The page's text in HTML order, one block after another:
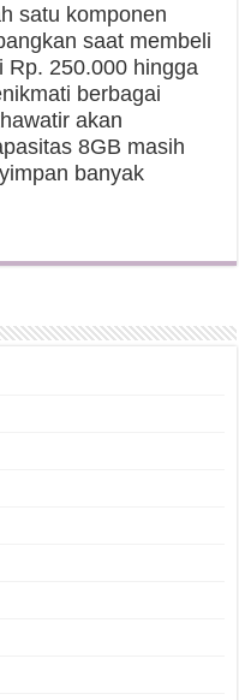
satu komponen
saat membeli
Rp. 250.000 hingga
berbagai
akan
8GB masih
banyak